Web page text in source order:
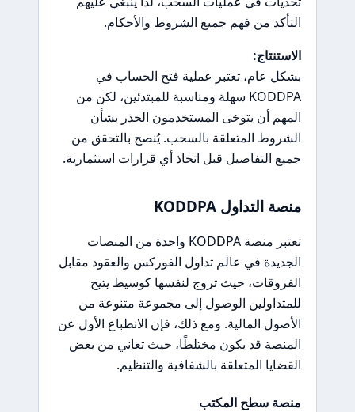
التأكد من فهم جميع الشروط والأحكام.
الاستنتاج:
بشكل عام، تعتبر عملية فتح الحساب في
KODDPA سهلة ومناسبة للمبتدئين، لكن من
المهم أن يتوخى المستخدمون الحذر بشأن
الشروط المتعلقة بالسحب. يُنصح بالتحقق من
جميع التفاصيل قبل اتخاذ أي قرارات استثمارية.
منصة التداول KODDPA
تعتبر منصة KODDPA واحدة من المنصات
الجديدة في عالم تداول الفوركس والعقود مقابل
الفروقات، حيث تروج لنفسها كوسيط يتيح
للمتداولين الوصول إلى مجموعة متنوعة من
الأصول المالية. ومع ذلك، فإن الانطباع الأول عن
المنصة قد يكون مختلطًا، حيث تعاني من بعض
القضايا المتعلقة بالشفافية والتنظيم.
منصة سطح المكتب